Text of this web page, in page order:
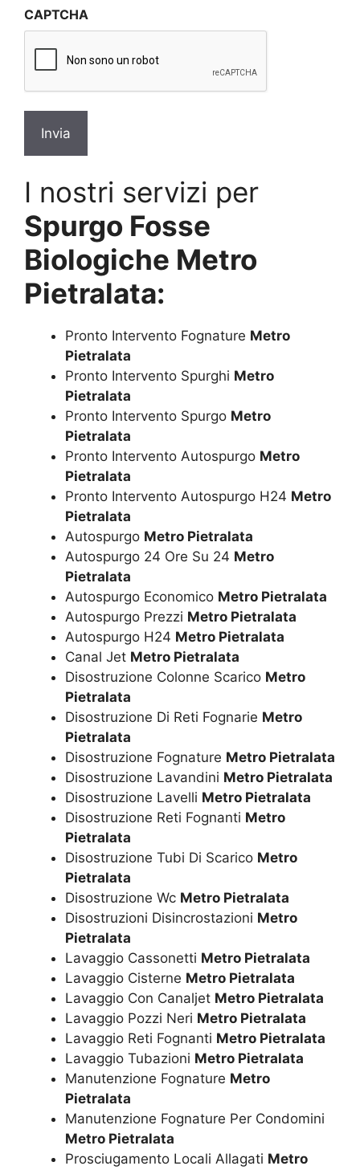
privacy
CAPTCHA
I nostri servizi per
Spurgo Fosse
Biologiche Metro
Pietralata:
Pronto Intervento Fognature Metro
Pietralata
Pronto Intervento Spurghi Metro
Pietralata
Pronto Intervento Spurgo Metro
Pietralata
Pronto Intervento Autospurgo Metro
Pietralata
Pronto Intervento Autospurgo H24 Metro
Pietralata
Autospurgo Metro Pietralata
Autospurgo 24 Ore Su 24 Metro
Pietralata
Autospurgo Economico Metro Pietralata
Autospurgo Prezzi Metro Pietralata
Autospurgo H24 Metro Pietralata
Canal Jet Metro Pietralata
Disostruzione Colonne Scarico Metro
Pietralata
Disostruzione Di Reti Fognarie Metro
Pietralata
Disostruzione Fognature Metro Pietralata
Disostruzione Lavandini Metro Pietralata
Disostruzione Lavelli Metro Pietralata
Disostruzione Reti Fognanti Metro
Pietralata
Disostruzione Tubi Di Scarico Metro
Pietralata
Disostruzione Wc Metro Pietralata
Disostruzioni Disincrostazioni Metro
Pietralata
Lavaggio Cassonetti Metro Pietralata
Lavaggio Cisterne Metro Pietralata
Lavaggio Con Canaljet Metro Pietralata
Lavaggio Pozzi Neri Metro Pietralata
Lavaggio Reti Fognanti Metro Pietralata
Lavaggio Tubazioni Metro Pietralata
Manutenzione Fognature Metro
Pietralata
Manutenzione Fognature Per Condomini
Metro Pietralata
Prosciugamento Locali Allagati Metro